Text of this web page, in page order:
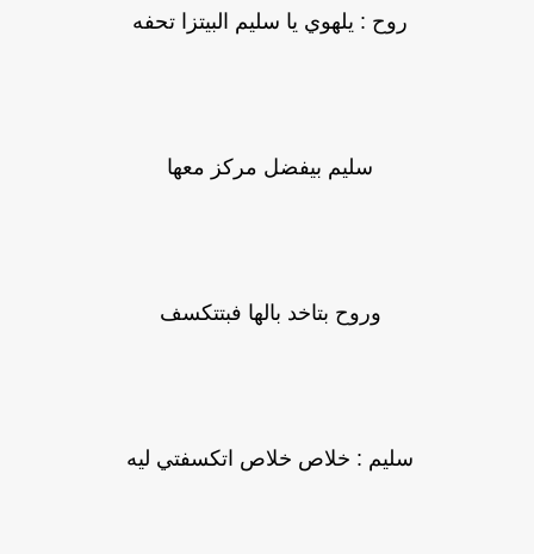
روح : يلهوي يا سليم البيتزا تحفه
سليم بيفضل مركز معها
وروح بتاخد بالها فبتتكسف
سليم : خلاص خلاص اتكسفتي ليه